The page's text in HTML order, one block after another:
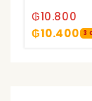
out
of
₲10.800
₲10.400 3